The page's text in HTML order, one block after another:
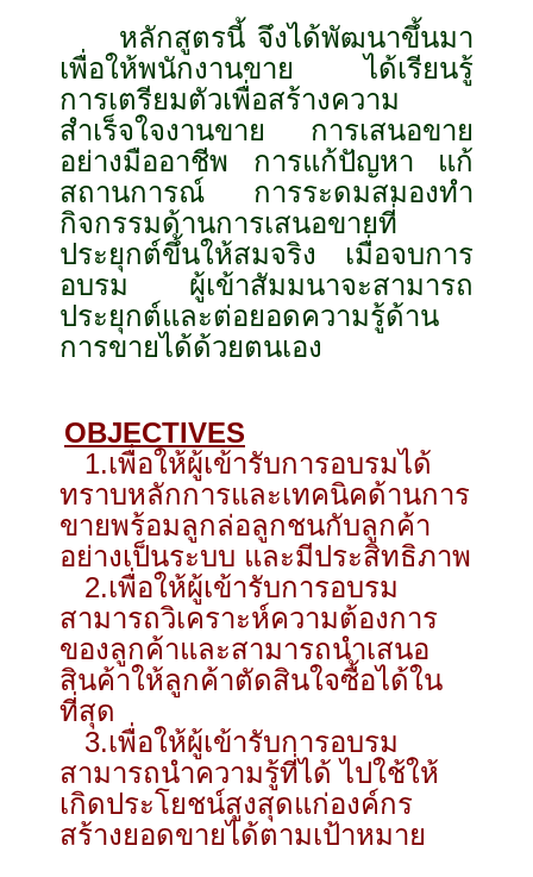
หลักสูตรนี้ จึงได้พัฒนาขึ้นมา
เพื่อให้พนักงานขาย ได้เรียนรู้
การเตรียมตัวเพื่อสร้างความ
สำเร็จใจงานขาย การเสนอขาย
อย่างมืออาชีพ การแก้ปัญหา แก้
สถานการณ์ การระดมสมองทำ
กิจกรรมด้านการเสนอขายที่
ประยุกต์ขึ้นให้สมจริง เมื่อจบการ
อบรม ผู้เข้าสัมมนาจะสามารถ
ประยุกต์และต่อยอดความรู้ด้าน
การขายได้ด้วยตนเอง
OBJECTIVES
1.เพื่อให้ผู้เข้ารับการอบรมได้
ทราบหลักการและเทคนิคด้านการ
ขายพร้อมลูกล่อลูกชนกับลูกค้า
อย่างเป็นระบบ และมีประสิทธิภาพ
2.เพื่อให้ผู้เข้ารับการอบรม
สามารถวิเคราะห์ความต้องการ
ของลูกค้าและสามารถนำเสนอ
สินค้าให้ลูกค้าตัดสินใจซื้อได้ใน
ที่สุด
3.เพื่อให้ผู้เข้ารับการอบรม
สามารถนำความรู้ที่ได้ ไปใช้ให้
เกิดประโยชน์สูงสุดแก่องค์กร
สร้างยอดขายได้ตามเป้าหมาย